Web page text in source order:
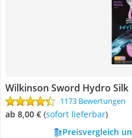
Wilkinson Sword Hydro Silk
1173 Bewertungen
ab 8,00 € ( Sofort lieferbar)
Preisvergleich